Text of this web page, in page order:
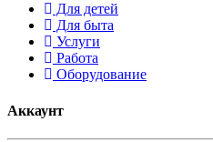
Для детей
Для быта
Услуги
Работа
Оборудование
Аккаунт